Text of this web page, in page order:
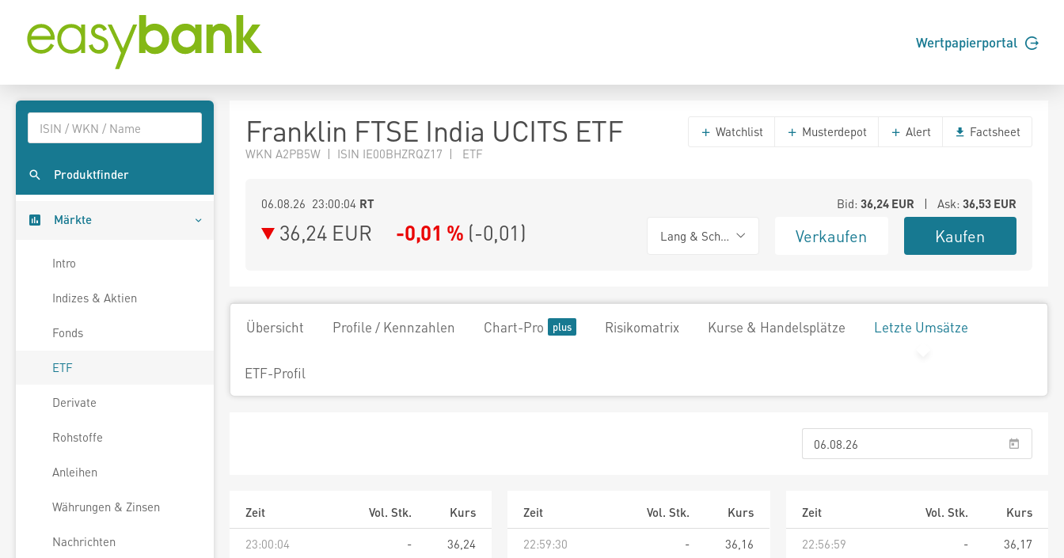
Wertpapierportal
Produktfinder
Märkte
Intro
Indizes & Aktien
Fonds
ETF
Derivate
Rohstoffe
Anleihen
Währungen & Zinsen
Nachrichten
Franklin FTSE India UCITS ETF
WKN A2PB5W | ISIN IE00BHZRQZ17 | ETF
Watchlist Musterdepot Alert Factsheet
06.08.26 23:00:04 RT Bid: 36,24EUR | Ask: 36,53EUR
36,24 EUR -0,01 % (-0,01) Lang & Schwarz Verkaufen Kaufen
Übersicht Profile / Kennzahlen Chart-Pro Risikomatrix Kurse & Handelsplätze Letzte Umsätze
ETF-Profil
Zeit Vol. Stk.
Kurs
23:00:04
-
36,24
Zeit Vol. Stk.
Kurs
22:59:30
-
36,16
Zeit Vol. Stk.
Kurs
22:56:59
-
36,17